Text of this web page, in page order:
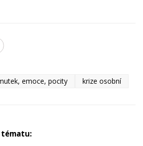
emoce, pocity krize osobní